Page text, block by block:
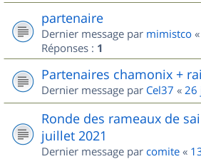
partenaire
Dernier message par mimistco «
Réponses : 1
Partenaires chamonix +
Dernier message par Cel37 « 26
Ronde des rameaux de
juillet 2021
Dernier message par comite «